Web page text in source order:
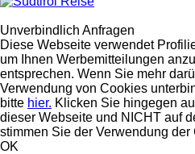
Unverbindlich Anfragen
Diese Webseite verwendet
um Ihnen Werbemitteilungen
entsprechen. Wenn Sie mehr
Verwendung von Cookies
bitte hier. Klicken Sie hingegen
dieser Webseite und NICHT auf
stimmen Sie der Verwendung
OK